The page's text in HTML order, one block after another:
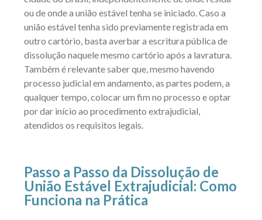
ou de onde a união estável tenha se iniciado. Caso a
união estável tenha sido previamente registrada em
outro cartório, basta averbar a escritura pública de
dissolução naquele mesmo cartório após a lavratura.
Também é relevante saber que, mesmo havendo
processo judicial em andamento, as partes podem, a
qualquer tempo, colocar um fim no processo e optar
por dar início ao procedimento extrajudicial,
atendidos os requisitos legais.
Passo a Passo da Dissolução de
União Estável Extrajudicial: Como
Funciona na Prática